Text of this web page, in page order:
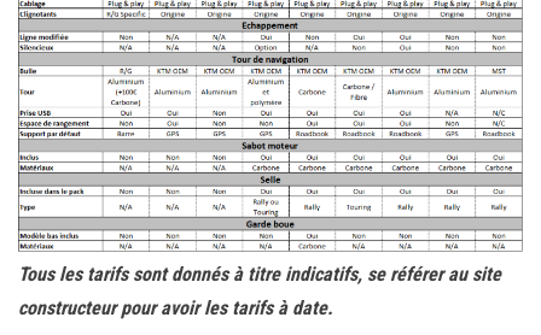
Tous les tarifs sont donnés à titre indicatifs, se référer au site
constructeur pour avoir les tarifs à date.